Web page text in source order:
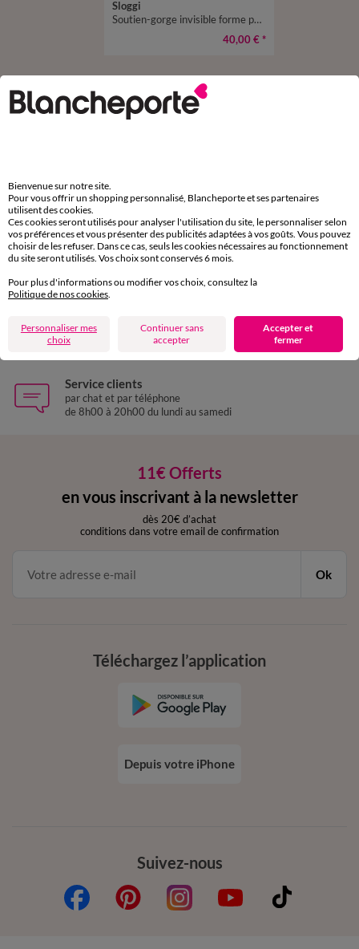
Sloggi
Soutien-gorge invisible forme push-up ZERO Feel Pure – sans armatures
40,00 € *
D'autres idées de Maxi culotte
Paiement 100% sécurisé
Payez plus tard ou en plusieurs fois
Livraison express
domicile, relais, consignes automatiques
Retours gratuits
sous 30 jours avec Mondial Relay uniquement
Service clients
par chat et par téléphone
de 8h00 à 20h00 du lundi au samedi
11€ Offerts
en vous inscrivant à la newsletter
dès 20€ d’achat
conditions dans votre email de confirmation
Ok
Suivez-nous
Téléchargez l’application
Depuis votre iPhone
Bienvenue sur notre site.
Pour vous offrir un shopping personnalisé, Blancheporte et ses partenaires
utilisent des cookies.
Ces cookies seront utilisés pour analyser l'utilisation du site, le personnaliser selon
vos préférences et vous présenter des publicités adaptées à vos goûts. Vous pouvez
choisir de les refuser. Dans ce cas, seuls les cookies nécessaires au fonctionnement
du site seront utilisés. Vos choix sont conservés 6 mois.
Pour plus d'informations ou modifier vos choix, consultez la
Politique de nos cookies
Personnaliser mes
choix
Continuer sans
accepter
Accepter et
fermer